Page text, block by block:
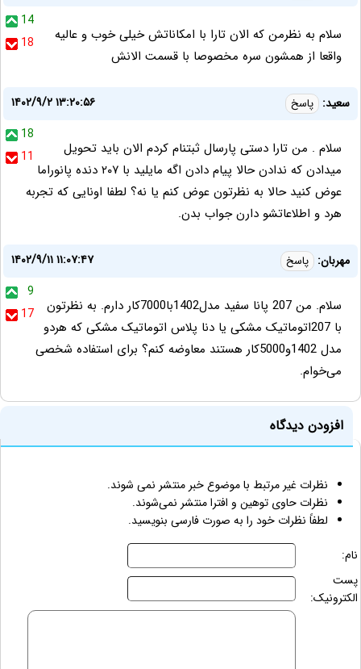
14
18
سلام به نظرمن که الان تارا با امکاناتش خیلی خوب و عالیه
واقعا از همشون سره مخصوصا با قسمت الانش
سعید: پاسخ
۱۴۰۲/۹/۲ ۱۳:۲۰:۵۶
18
11
سلام . من تارا دستی پارسال ثبتنام کردم الان باید تحویل
میدادن که ندادن حالا پیام دادن اگه مایلید با ۲۰۷ دنده پانوراما
عوض کنید حالا به نظرتون عوض کنم یا نه؟ لطفا اونایی که تجربه
هرد و اطلاعاتشو دارن جواب بدن.
مهربان: پاسخ
۱۴۰۲/۹/۱۱ ۱۱:۰۷:۴۷
9
17
سلام. من 207 پانا سفید مدل1402با7000کار دارم. به نظرتون
با 207اتوماتیک مشکی یا دنا پلاس اتوماتیک مشکی که هردو
مدل 1402و5000کار هستند معاوضه کنم؟ برای استفاده شخصی
می‌خوام.
افزودن دیدگاه
نظرات غیر مرتبط با موضوع خبر منتشر نمی شوند.
نظرات حاوی توهین و افترا منتشر نمی‌شوند.
لطفاً نظرات خود را به صورت فارسی بنویسید.
نام:
پست
الکترونیک: